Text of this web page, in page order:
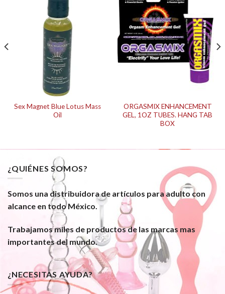
Sex Magnet Blue Lotus Mass
Oil
ORGASMIX ENHANCEMENT
GEL, 1OZ TUBES. HANG TAB
BOX
¿QUIÉNES SOMOS?
Somos una distribuidora de artículos para adulto con
alcance en todo México.
Trabajamos miles de productos de las marcas mas
importantes del mundo.
¿NECESITAS AYUDA?